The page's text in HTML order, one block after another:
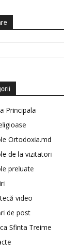
Principala
Ortodoxia.md
de la vizitatori
preluate
video
de post
Sfinta Treime